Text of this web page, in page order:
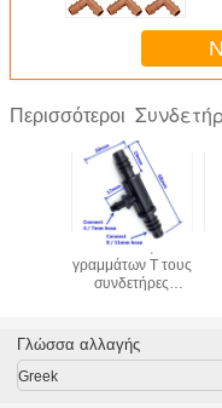
Περισσότεροι
Μειώνοντας Barb
γραμμάτων Τ τους
συνδετήρες
συνδετήρων 3/8
ίντσα - 1/4 ίντσα
Γλώσσα αλλαγής
Greek